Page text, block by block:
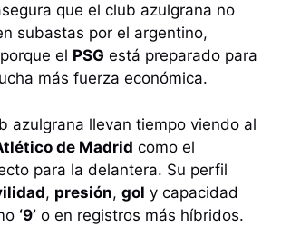
que el club azulgrana no
subastas por el argentino,
el PSG está preparado para
más fuerza económica.
azulgrana llevan tiempo viendo al
de Madrid como el
para la delantera. Su perfil
, presión, gol y capacidad
‘9’ o en registros más híbridos.